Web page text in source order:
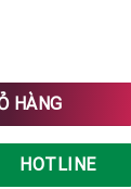
HÀNG
HOTLINE